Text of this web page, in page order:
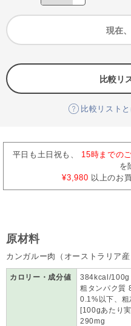
現在
比較リ
比較リスト
平日も土日祝も、 15時までの
を
¥3,980 以上のお
原材料
カンガルー肉（オーストラリア産
カロリー・成分値
384kcal/100g
粗タンパク質
0.1%以下、
[100gあたり
290mg